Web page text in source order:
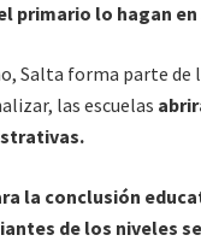
primario lo hagan
Salta forma parte
las escuelas
la conclusión
de los niveles